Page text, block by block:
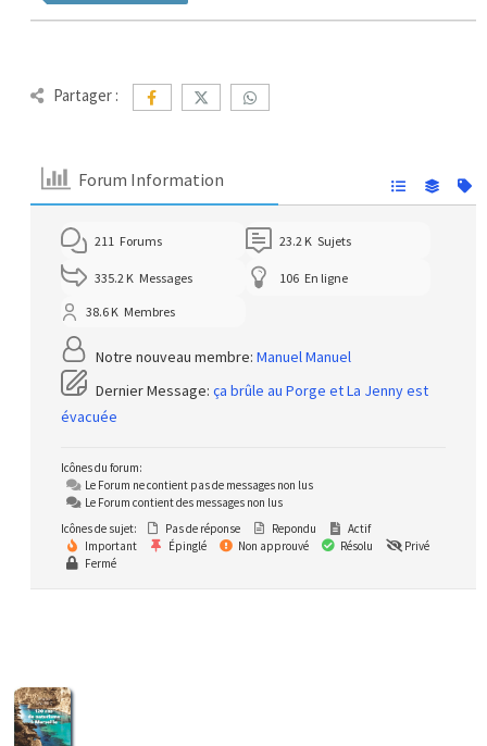
Partager :
Forum Information
211 Forums 23.2 K Sujets
335.2 K Messages 106 En ligne
38.6 K Membres
Notre nouveau membre: Manuel Manuel
Dernier Message: ça brûle au Porge et La Jenny est
évacuée
Icônes du forum:
Le Forum ne contient pas de messages non lus
Le Forum contient des messages non lus
Icônes de sujet:
Pas de réponse Repondu
Actif
Important
Épinglé Non approuvé Résolu
Privé
Fermé